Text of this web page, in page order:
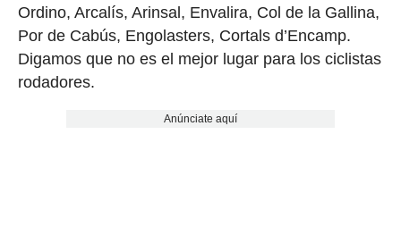
Ordino, Arcalís, Arinsal, Envalira, Col de la Gallina,
Por de Cabús, Engolasters, Cortals d’Encamp.
Digamos que no es el mejor lugar para los ciclistas
rodadores.
Anúnciate aquí